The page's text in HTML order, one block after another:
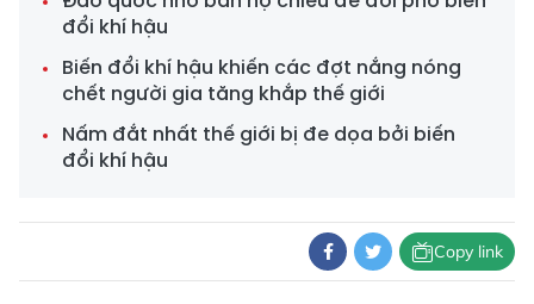
đổi khí hậu
Biến đổi khí hậu khiến các đợt nắng nóng
chết người gia tăng khắp thế giới
Nấm đắt nhất thế giới bị đe dọa bởi biến
đổi khí hậu
Copy link